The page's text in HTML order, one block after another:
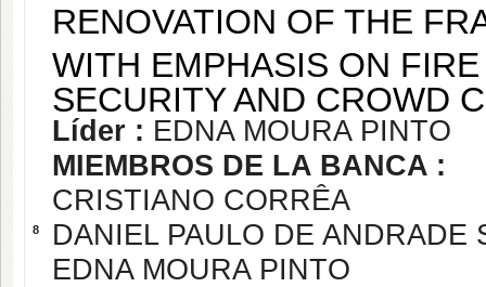
8
RENOVATION OF THE
WITH EMPHASIS ON
SECURITY AND CROWD
Líder : EDNA MOURA PINTO
MIEMBROS DE LA BANCA :
CRISTIANO CORRÊA
DANIEL PAULO DE ANDRADE
EDNA MOURA PINTO